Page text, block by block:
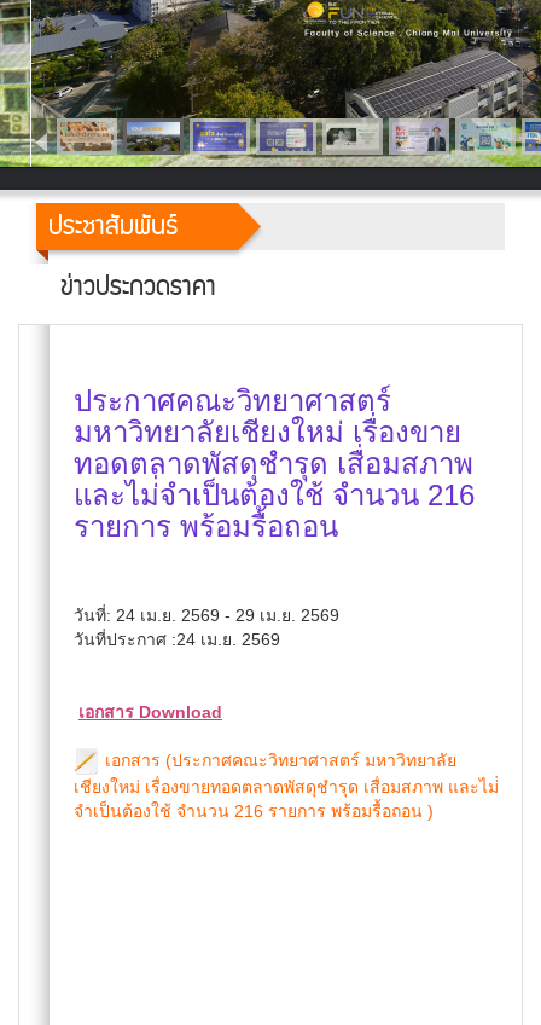
ประชาสัมพันธ์
ข่าวประกวดราคา
ประกาศคณะวิทยาศาสตร์
มหาวิทยาลัยเชียงใหม่ เรื่องขาย
ทอดตลาดพัสดุชำรุด เสื่อมสภาพ
และไม่่จำเป็นต้องใช้ จำนวน 216
รายการ พร้อมรื้อถอน
วันที่: 24 เม.ย. 2569 - 29 เม.ย. 2569
วันที่ประกาศ :24 เม.ย. 2569
เอกสาร Download
เอกสาร (ประกาศคณะวิทยาศาสตร์ มหาวิทยาลัย
เชียงใหม่ เรื่องขายทอดตลาดพัสดุชำรุด เสื่อมสภาพ และไม่่
จำเป็นต้องใช้ จำนวน 216 รายการ พร้อมรื้อถอน )